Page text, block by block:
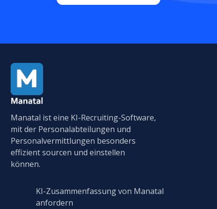
Manatal ist eine KI-Recruiting-Software,
mit der Personalabteilungen und
Personalvermittlungen besonders
effizient sourcen und einstellen
können.
KI-Zusammenfassung von Manatal
anfordern